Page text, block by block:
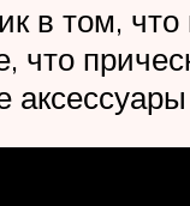
в том,